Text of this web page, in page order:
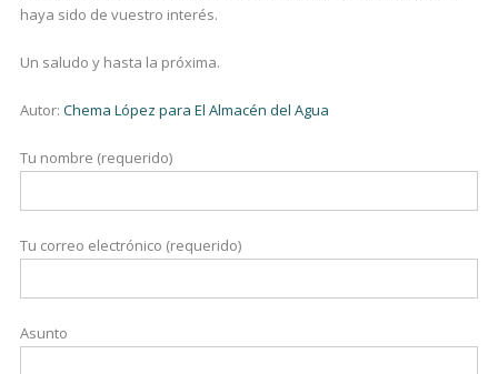
haya sido de vuestro interés.
Un saludo y hasta la próxima.
Autor: Chema López para El Almacén del Agua
Tu nombre (requerido)
Tu correo electrónico (requerido)
Asunto